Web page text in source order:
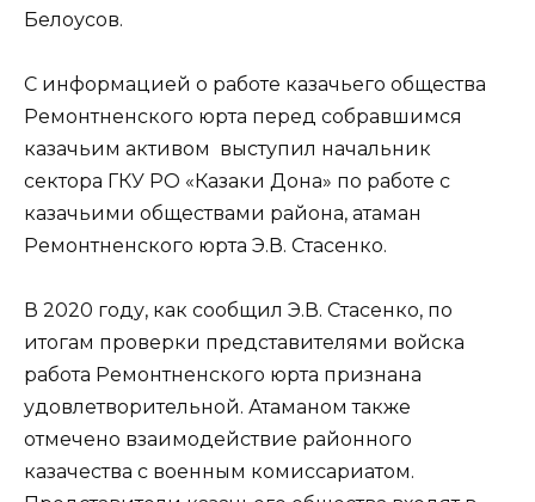
Белоусов.
С информацией о работе казачьего общества
Ремонтненского юрта перед собравшимся
казачьим активом выступил начальник
сектора ГКУ РО «Казаки Дона» по работе с
казачьими обществами района, атаман
Ремонтненского юрта Э.В. Стасенко.
В 2020 году, как сообщил Э.В. Стасенко, по
итогам проверки представителями войска
работа Ремонтненского юрта признана
удовлетворительной. Атаманом также
отмечено взаимодействие районного
казачества с военным комиссариатом.